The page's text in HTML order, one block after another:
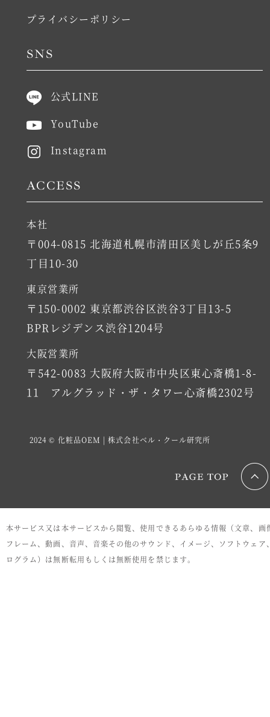
プライバシーポリシー
SNS
公式LINE
YouTube
Instagram
ACCESS
本社
〒004-0815 北海道札幌市清田区美しが丘5条9
丁目10-30
東京営業所
〒150-0002 東京都渋谷区渋谷3丁目13-5
BPRレジデンス渋谷1204号
大阪営業所
〒542-0083 大阪府大阪市中央区東心斎橋1-8-
11 アルグラッド・ザ・タワー心斎橋2302号
2024 © 化粧品OEM | 株式会社ベル・クール研究所
本サービス又は本サービスから閲覧、使用できるあらゆる情報（文章、画
フレーム、動画、音声、音楽その他のサウンド、イメージ、ソフトウェア
ログラム）は無断転用もしくは無断使用を禁じます。